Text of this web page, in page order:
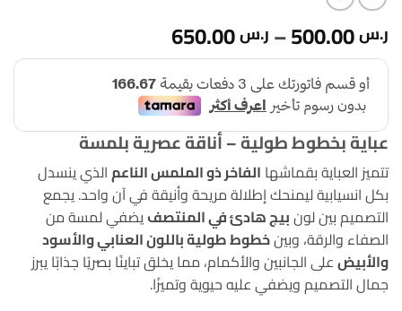
ر.س – ر.س نطاق
السعر:
من
خلال
عباية بخطوط طولية – أناقة عصرية بلمسة
تتميز العباية بقماشها الفاخر ذو الملمس الناعمالذي ينسدل
بكل انسيابية ليمنحك إطلالة مريحة وأنيقة في آن واحد. يجمع
التصميم بين لونبيج هادئ في المنتصفيضفي لمسة من
الصفاء والرقة، وبينخطوط طولية باللون العنابي والأسود
والأبيضعلى الجانبين والأكمام، مما يخلق تباينًا بصريًا جذابًا يبرز
جمال التصميم ويضفي عليه حيوية وتميزًا.